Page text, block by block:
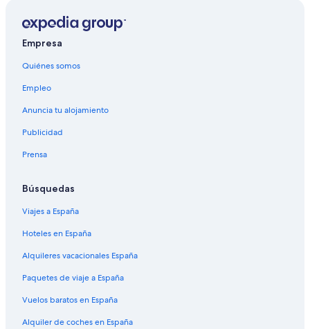
Empresa
Quiénes somos
Empleo
Anuncia tu alojamiento
Publicidad
Prensa
Búsquedas
Viajes a España
Hoteles en España
Alquileres vacacionales España
Paquetes de viaje a España
Vuelos baratos en España
Alquiler de coches en España